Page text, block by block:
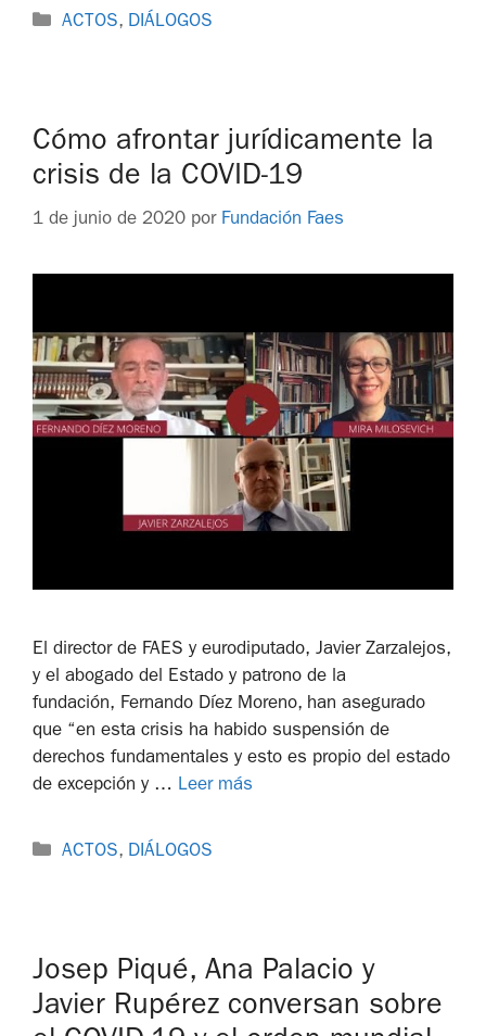
ACTOS, DIÁLOGOS
Cómo afrontar jurídicamente la
crisis de la COVID-19
1 de junio de 2020 por Fundación Faes
El director de FAES y eurodiputado, Javier Zarzalejos,
y el abogado del Estado y patrono de la
fundación, Fernando Díez Moreno, han asegurado
que “en esta crisis ha habido suspensión de
derechos fundamentales y esto es propio del estado
de excepción y … Leer más
ACTOS, DIÁLOGOS
Josep Piqué, Ana Palacio y
Javier Rupérez conversan sobre